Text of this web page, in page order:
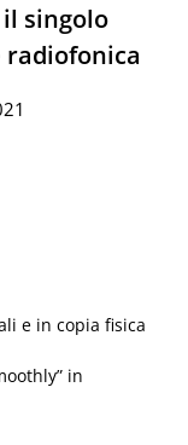
singolo
radiofonica
e in copia fisica
” in